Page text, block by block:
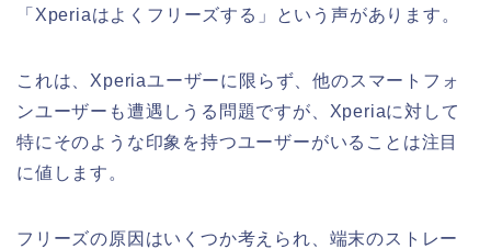
「Xperiaはよくフリーズする」という声があります。
これは、Xperiaユーザーに限らず、他のスマートフォ
ンユーザーも遭遇しうる問題ですが、Xperiaに対して
特にそのような印象を持つユーザーがいることは注目
に値します。
フリーズの原因はいくつか考えられ、端末のストレー